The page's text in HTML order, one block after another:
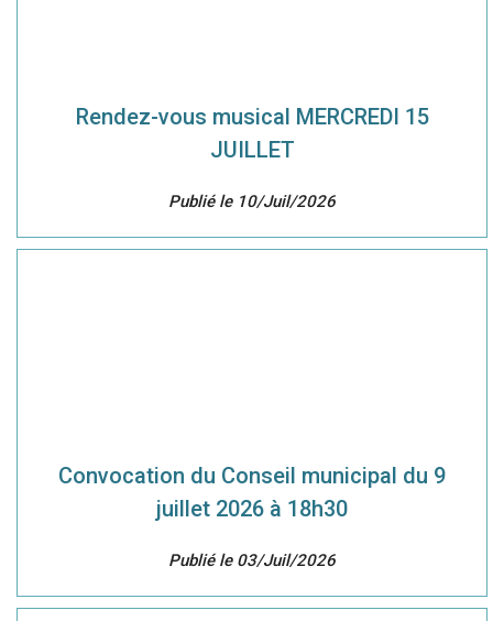
Rendez-vous musical MERCREDI 15
JUILLET
Publié le 10/Juil/2026
Convocation du Conseil municipal du 9
juillet 2026 à 18h30
Publié le 03/Juil/2026